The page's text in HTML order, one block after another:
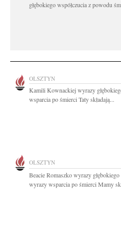
głębokiego współczucia z powodu
OLSZTYN
Kamili Kownackiej wyrazy
wsparcia po śmierci Taty składają...
OLSZTYN
Beacie Romaszko wyrazy głębokiego
wyrazy wsparcia po śmierci Mamy